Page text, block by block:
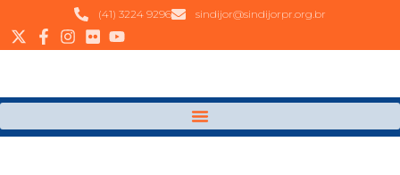
(41) 3224 9296 sindijor@sindijorpr.org.br